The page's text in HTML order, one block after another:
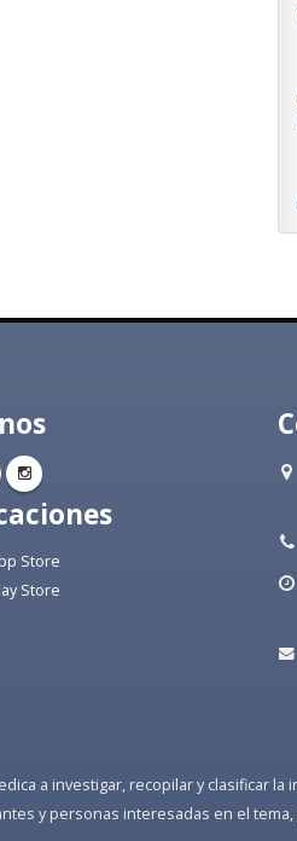
Store
Store
a investigar, recopilar y clasificar
y personas interesadas en el